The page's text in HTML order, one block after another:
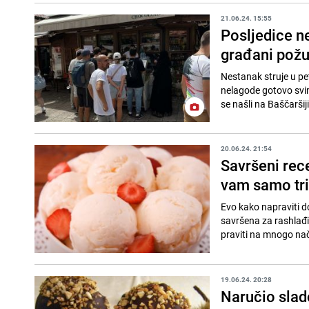
21.06.24. 15:55
Posljedice
građani
Nestanak struje u
nelagode gotovo
se našli na
20.06.24. 21:54
Savršeni
vam samo
Evo kako napraviti
savršena za
praviti na mnogo
19.06.24. 20:28
Naručio